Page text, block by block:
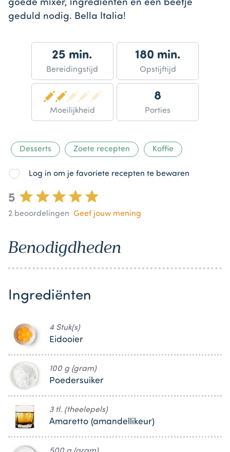
goede mixer, ingrediënten en een beetje
geduld nodig. Bella Italia!
25 min.
Bereidingstijd
180 min.
Opstijftijd
Moeilijkheid
8
Porties
Desserts Zoete recepten Koffie
Log in om je favoriete recepten te bewaren
5
2 beoordelingen Geef jouw mening
Benodigdheden
Ingrediënten
4 Stuk(s)
Eidooier
100 g (gram)
Poedersuiker
3 tl. (theelepels)
Amaretto (amandellikeur)